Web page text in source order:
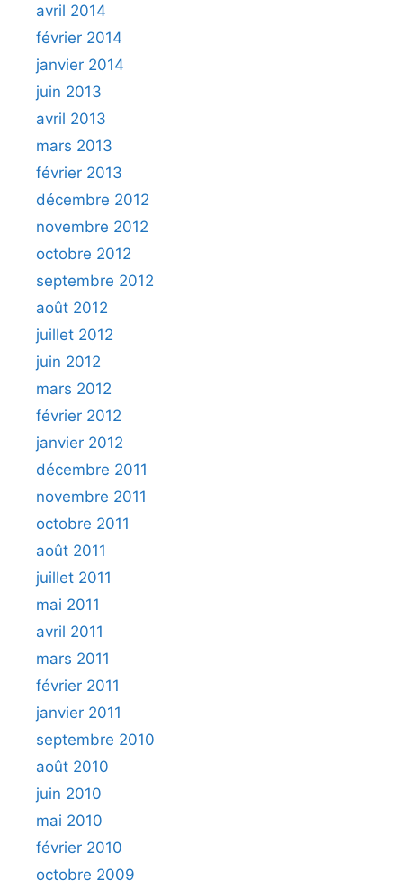
avril 2014
février 2014
janvier 2014
juin 2013
avril 2013
mars 2013
février 2013
décembre 2012
novembre 2012
octobre 2012
septembre 2012
août 2012
juillet 2012
juin 2012
mars 2012
février 2012
janvier 2012
décembre 2011
novembre 2011
octobre 2011
août 2011
juillet 2011
mai 2011
avril 2011
mars 2011
février 2011
janvier 2011
septembre 2010
août 2010
juin 2010
mai 2010
février 2010
octobre 2009